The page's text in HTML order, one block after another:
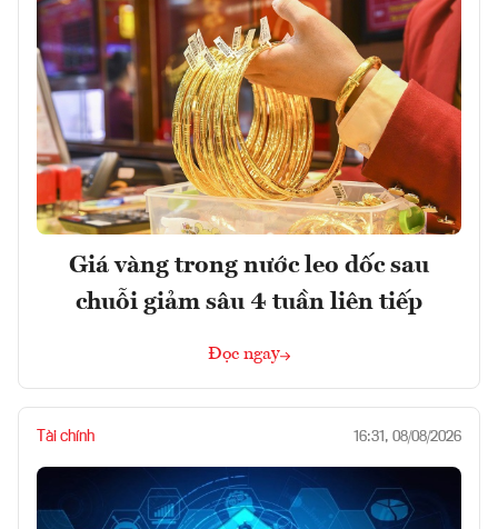
Giá vàng trong nước leo dốc sau
chuỗi giảm sâu 4 tuần liên tiếp
Đọc ngay
Tài chính 16:31, 08/08/2026